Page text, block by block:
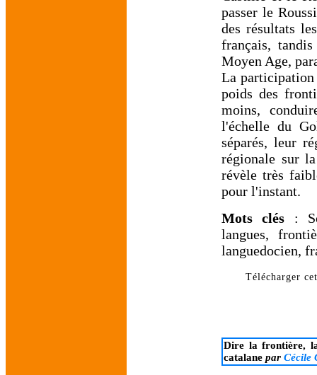
passer le
des résultats
français,
Moyen Age,
La participation
poids des
moins,
l'échelle du
séparés, leur
régionale sur
révèle très
pour l'instant.
Mots clés :
langues,
languedocien,
Télécharger
Dire la frontière,
catalane par Cécile